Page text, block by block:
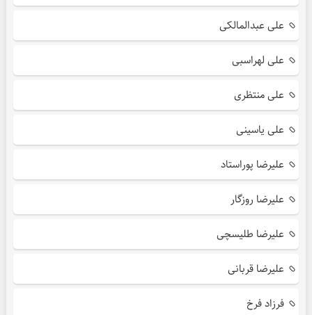
علی عبدالمالکی
علی لهراسبی
علی منتظری
علی یاسینی
علیرضا پوراستاد
علیرضا روزگار
علیرضا طلیسچی
علیرضا قربانی
فرزاد فرخ